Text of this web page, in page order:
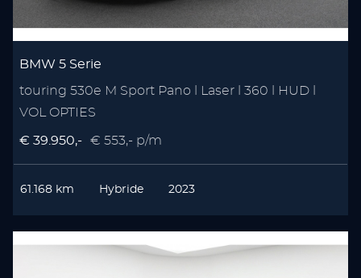
BMW 5 Serie
touring 530e M Sport Pano l Laser l 360 l HUD l
VOL OPTIES
€ 39.950,- € 553,- p/m
61.168 km Hybride 2023